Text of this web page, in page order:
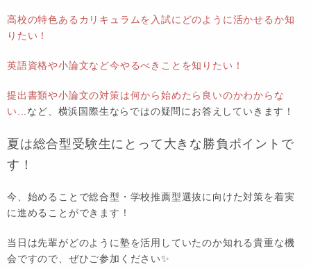
高校の特色あるカリキュラムを入試にどのように活かせるか知
りたい！
英語資格や小論文など今やるべきことを知りたい！
提出書類や小論文の対策は何から始めたら良いのかわからな
い..
など、 横浜国際生ならではの疑問 にお答えしていきます！
夏は総合型受験生にとって大きな勝負ポイントで
す！
今、始めることで総合型・学校推薦型選抜に向けた対策を着実
に進めることができます！
当日は先輩がどのように塾を活用していたのか知れる貴重な機
会ですので、ぜひご参加ください✨